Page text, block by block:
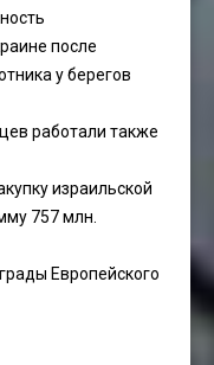
после
у берегов
работали также
израильской
757 млн.
Европейского